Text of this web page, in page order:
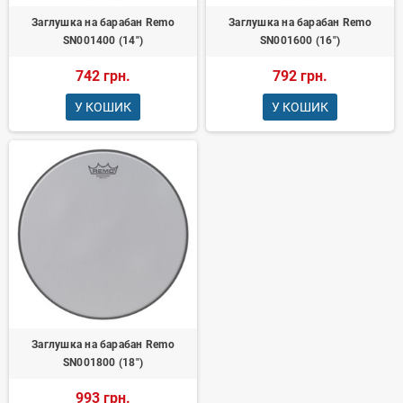
Заглушка на барабан Remo
SN001400 (14")
742 грн.
У КОШИК
Заглушка на барабан Remo
SN001600 (16")
792 грн.
У КОШИК
Заглушка на барабан Remo
SN001800 (18")
993 грн.